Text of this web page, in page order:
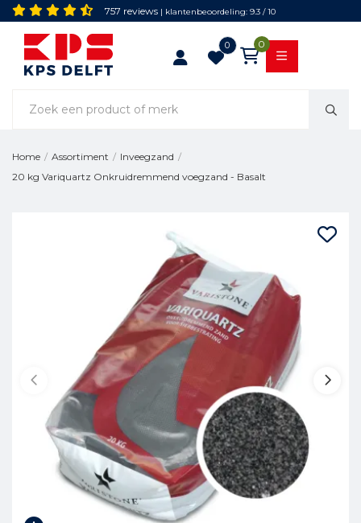
757 reviews | klantenbeoordeling: 9.3 / 10
0 0
Home / Assortiment / Inveegzand /
20 kg Variquartz Onkruidremmend voegzand - Basalt